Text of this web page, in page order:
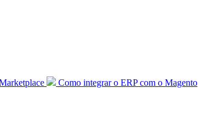
Como integrar o ERP com o Magento